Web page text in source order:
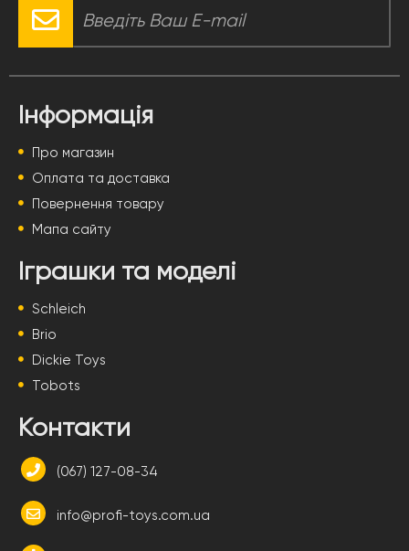
Інформація
Про магазин
Оплата та доставка
Повернення товару
Мапа сайту
Іграшки та моделі
Schleich
Brio
Dickie Toys
Tobots
Контакти
(067) 127-08-34
info@profi-toys.com.ua